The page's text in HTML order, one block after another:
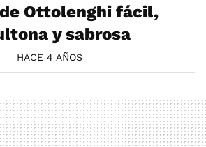
Ottolenghi fácil,
y sabrosa
HACE 4 AÑOS